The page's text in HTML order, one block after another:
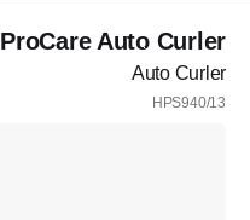
ProCare Auto Curler
Auto Curler
HPS940/13